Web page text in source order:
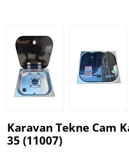
Karavan Tekne Cam
35 (11007)